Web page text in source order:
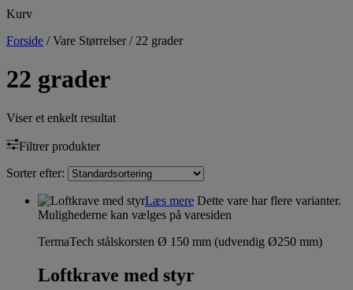
Kurv
Forside /Vare Størrelser / 22 grader
22 grader
Viser et enkelt resultat
Filtrer produkter
Sorter efter:
Læs mere Dette vare har flere varianter.
Mulighederne kan vælges på varesiden
TermaTech stålskorsten Ø 150 mm (udvendig Ø250 mm)
Loftkrave med styr